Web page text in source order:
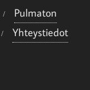
Pulmaton
Yhteystiedot